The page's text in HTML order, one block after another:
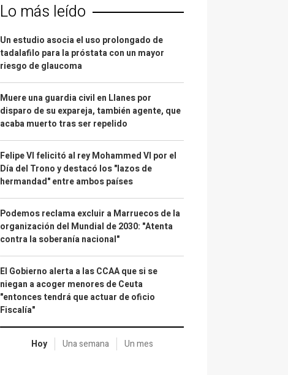
Lo más leído
Un estudio asocia el uso prolongado de
tadalafilo para la próstata con un mayor
riesgo de glaucoma
Muere una guardia civil en Llanes por
disparo de su expareja, también agente, que
acaba muerto tras ser repelido
Felipe VI felicitó al rey Mohammed VI por el
Día del Trono y destacó los "lazos de
hermandad" entre ambos países
Podemos reclama excluir a Marruecos de la
organización del Mundial de 2030: "Atenta
contra la soberanía nacional"
El Gobierno alerta a las CCAA que si se
niegan a acoger menores de Ceuta
"entonces tendrá que actuar de oficio
Fiscalía"
Hoy Una semana Un mes